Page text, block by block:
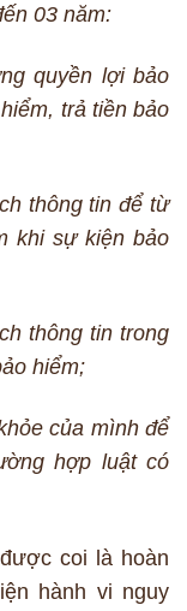
03 năm:
quyền lợi bảo
trả tiền bảo
thông tin để từ
khi sự kiện bảo
thông tin trong
hiểm;
của mình để
hợp luật có
coi là hoàn
hành vi nguy